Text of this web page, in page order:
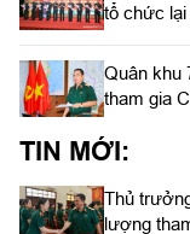
tổ chức
Quân khu
tham gia
TIN MỚI:
Thủ
lượng